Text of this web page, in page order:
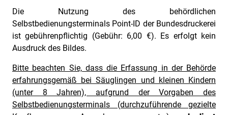
Die Nutzung des behördlichen
Selbstbedienungsterminals Point-ID der Bundesdruckerei
ist gebührenpflichtig (Gebühr: 6,00 €). Es erfolgt kein
Ausdruck des Bildes.
Bitte beachten Sie, dass die Erfassung in der Behörde
erfahrungsgemäß bei Säuglingen und kleinen Kindern
(unter 8 Jahren), aufgrund der Vorgaben des
Selbstbedienungsterminals (durchzuführende gezielte